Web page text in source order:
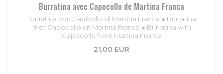
Burratina avec Capocollo de Martina Franca
Burratina con Capicollo di Martina Franca ● Burratina
met Capocollo uit Martina Franca ● Burratina with
Capocollo from Martina Franca
21,00 EUR